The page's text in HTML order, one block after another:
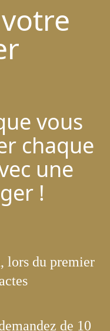
vous
chaque
une
!
lors du premier
de 10